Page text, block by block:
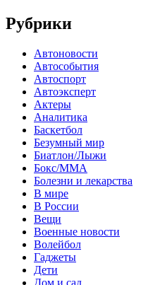
Рубрики
Автоновости
Автособытия
Автоспорт
Автоэксперт
Актеры
Аналитика
Баскетбол
Безумный мир
Биатлон/Лыжи
Бокс/MMA
Болезни и лекарства
В мире
В России
Вещи
Военные новости
Волейбол
Гаджеты
Дети
Дом и сад